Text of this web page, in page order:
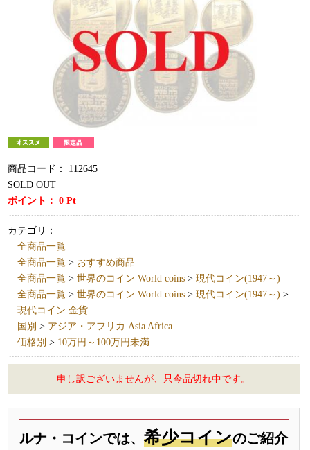
商品コード：
112645
SOLD OUT
ポイント：0 Pt
カテゴリ：
全商品一覧
全商品一覧 > おすすめ商品
全商品一覧 >世界のコイン World coins >現代コイン(1947～)
全商品一覧 >世界のコイン World coins >現代コイン(1947～) >
現代コイン 金貨
国別 > アジア・アフリカ Asia Africa
価格別 > 10万円～100万円未満
申し訳ございませんが、只今品切れ中です。
ルナ・コインでは、 希少コインのご紹介